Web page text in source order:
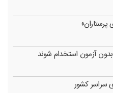
بدون آزمون استخدام شوند
سراسر کشور